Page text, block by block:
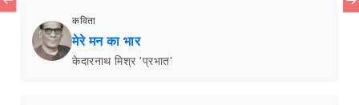
कविता
मेरे मन का भार
केदारनाथ मिश्र 'प्रभात'